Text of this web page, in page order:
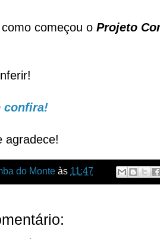
começou o Projeto
confira!
agradece!
do Monte às 11:47